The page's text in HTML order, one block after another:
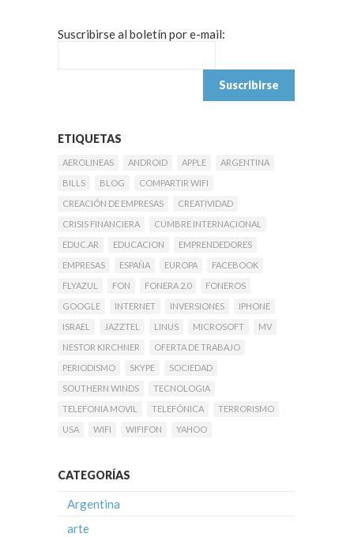
Suscribirse al boletín por e-mail:
ETIQUETAS
AEROLINEAS ANDROID APPLE
ARGENTINA
BILLS
BLOG
COMPARTIR WIFI
CREACIÓN DE EMPRESAS
CREATIVIDAD
CRISIS FINANCIERA
CUMBRE INTERNACIONAL
EDUC.AR
EDUCACION
EMPRENDEDORES
EMPRESAS
ESPAÑA EUROPA
FACEBOOK
FLYAZUL
FON FONERA 2.0
FONEROS
GOOGLE
INTERNET INVERSIONES
IPHONE
ISRAEL
JAZZTEL LINUS MICROSOFT
MV
NESTOR KIRCHNER
OFERTA DE TRABAJO
PERIODISMO
SKYPE
SOCIEDAD
SOUTHERN WINDS
TECNOLOGIA
TELEFONIA MOVIL
TELEFÓNICA
TERRORISMO
USA
WIFI WIFIFON YAHOO
CATEGORÍAS
Argentina
arte